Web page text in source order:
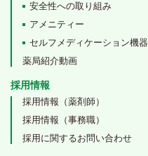
安全性への取り組み
アメニティー
セルフメディケーション機器
薬局紹介動画
採用情報
採用情報（薬剤師）
採用情報（事務職）
採用に関するお問い合わせ